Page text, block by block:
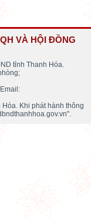
VÀ HỘI ĐỒNG
tỉnh Thanh Hóa.
Khi phát hành thông